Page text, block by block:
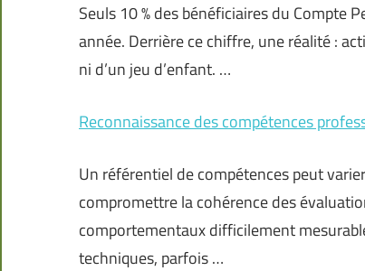
Seuls 10 % des bénéficiaires du
année. Derrière ce chiffre, une réalité :
ni d’un jeu d’enfant. …
Reconnaissance des compétences
Un référentiel de compétences peut
compromettre la cohérence des
comportementaux difficilement
techniques, parfois …